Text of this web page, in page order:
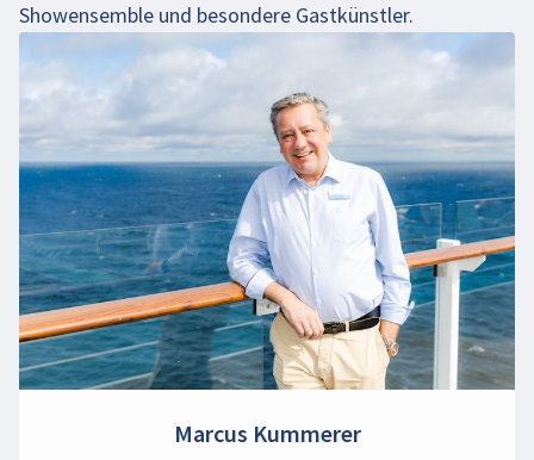
Showensemble und besondere Gastkünstler.
Marcus Kummerer